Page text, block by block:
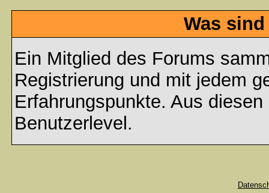
Was
Ein Mitglied des Forums
Registrierung und mit jedem
Erfahrungspunkte. Aus
Benutzerlevel.